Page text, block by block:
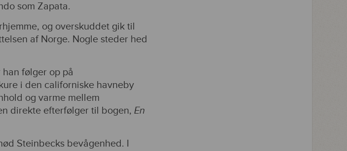
som Zapata.
og overskuddet gik til
af Norge. Nogle steder hed
han følger op på
i den californiske havneby
og varme mellem
direkte efterfølger til bogen, En
Steinbecks bevågenhed. I